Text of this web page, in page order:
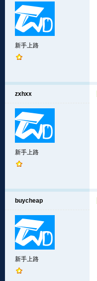
新手上路
zxhxx
新手上路
buycheap
新手上路